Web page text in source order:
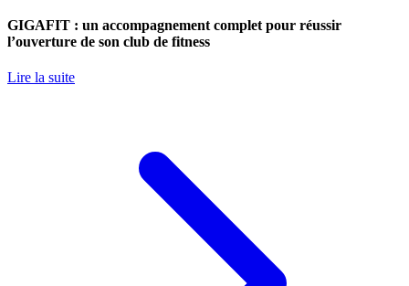
GIGAFIT : un accompagnement complet pour réussir
l’ouverture de son club de fitness
Lire la suite